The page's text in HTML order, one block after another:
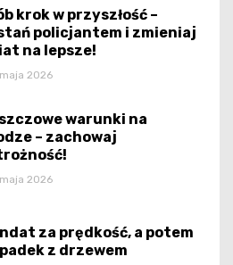
krok w przyszłość –
policjantem i zmieniaj
na lepsze!
2026
warunki na
– zachowaj
2026
za prędkość, a potem
z drzewem